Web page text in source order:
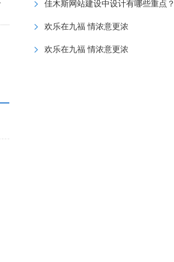
佳木斯网站建设中设计有哪些重点？
欢乐在九福 情浓意更浓
欢乐在九福 情浓意更浓